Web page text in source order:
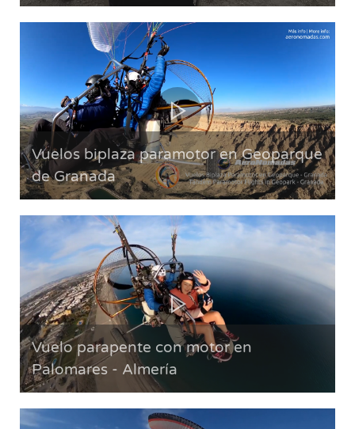
Vuelos biplaza paramotor en Geoparque
de Granada
Vuelo parapente con motor en
Palomares - Almería